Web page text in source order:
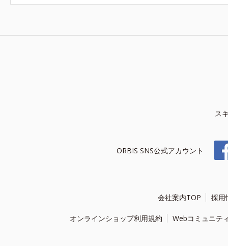
ス
ORBIS SNS公式アカウント
会社案内TOP 採用
オンラインショップ利用規約 Webコミュニテ